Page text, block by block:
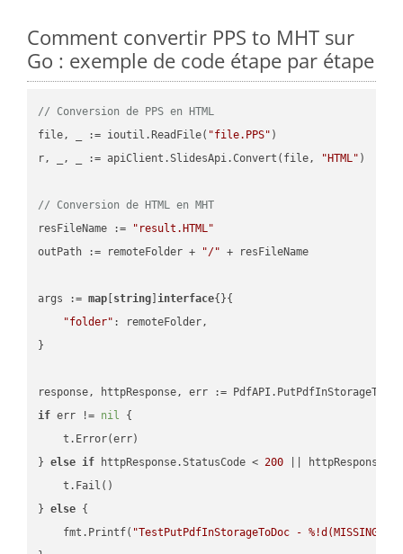
Comment convertir PPS to MHT sur
Go : exemple de code étape par étape
// Conversion de PPS en HTML
file, _ := ioutil.ReadFile( "file.PPS" )
r, _, _ := apiClient.SlidesApi.Convert(file,
"HTML" )
// Conversion de HTML en MHT
resFileName :=
"result.HTML"
outPath := remoteFolder +
"/" + resFileName
args := map string ]interface{}{
"folder" : remoteFolder,
}
if err != nil {
    t.Error(err)
} else if httpResponse.StatusCode < 200 ||
    t.Fail()
} else {
    fmt.Printf(
"TestPutPdfInStorageToDoc - %!d(MISSING)\n"